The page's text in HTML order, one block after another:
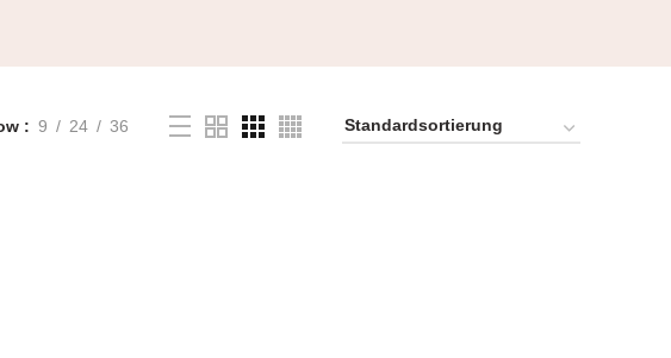
9 24 36